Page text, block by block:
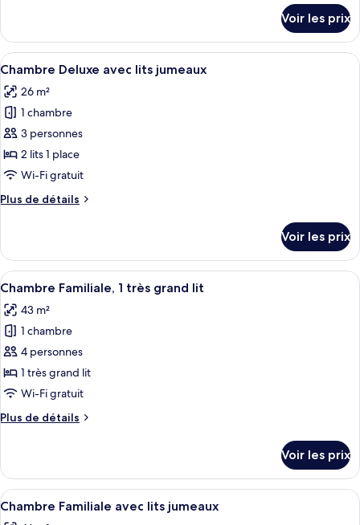
très
grand
lit
(Newly
Renovated)
le
type
de
Chambre
Deluxe,
très
grand
lit
(Newly
Renovated)
Voir les prix
Afficher
toutes
les
photos
pour
ce
type
chambre :
avec
lits
jumeaux
Literie de qualité supérieure, coffres-
5
Chambre Deluxe avec lits jumeaux
26 m²
1 chambre
3 personnes
2 lits 1 place
Wi-Fi gratuit
Plus de détails
Plus
le
type
de
Chambre
Deluxe
avec
lits
jumeaux
Voir les prix
Afficher
toutes
les
photos
pour
ce
type
chambre :
très
grand
Chambre Familiale, 1 très grand lit |
7
Chambre Familiale, 1 très grand lit
43 m²
1 chambre
4 personnes
1 très grand lit
Wi-Fi gratuit
Plus de détails
Plus
le
type
de
Voir les prix
Afficher
toutes
Chambre Familiale avec lits
8
Chambre Familiale avec lits jumeaux